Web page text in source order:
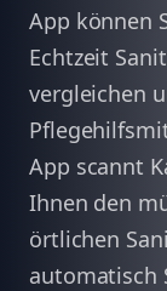
App können
Echtzeit
vergleichen
App scannt
Ihnen den
örtlichen
automatisch